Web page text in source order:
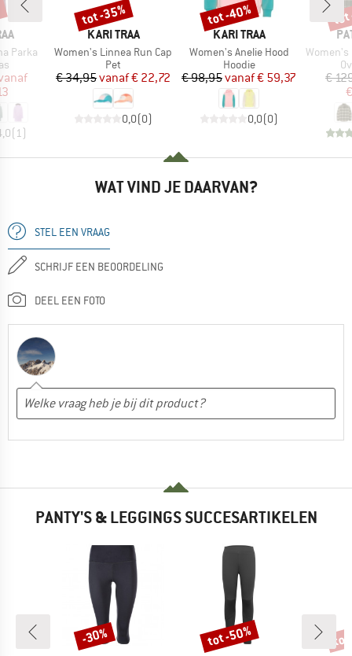
Parka
prijs
(1)
MERK
KARI TRAA
Artikel
Women's Linnea Run Cap
Productgroep
Pet
Prijs
€ 34,95 Verlaagde prijs
vanaf€ 22,72
0,0(0)
Korting
tot -35%
MERK
KARI TRAA
Artikel
Women's Anelie Hood
Productgroep
Hoodie
Prijs
€ 98,95 Verlaagde prijs
vanaf€ 59,37
0,0(0)
Korting
tot -40%
Artikel
Women's
€
WAT VIND JE DAARVAN?
STEL EEN VRAAG
SCHRIJF EEN BEOORDELING
DEEL EEN FOTO
PANTY'S & LEGGINGS SUCCESARTIKELEN
Korting
-30% Korting
tot -50%